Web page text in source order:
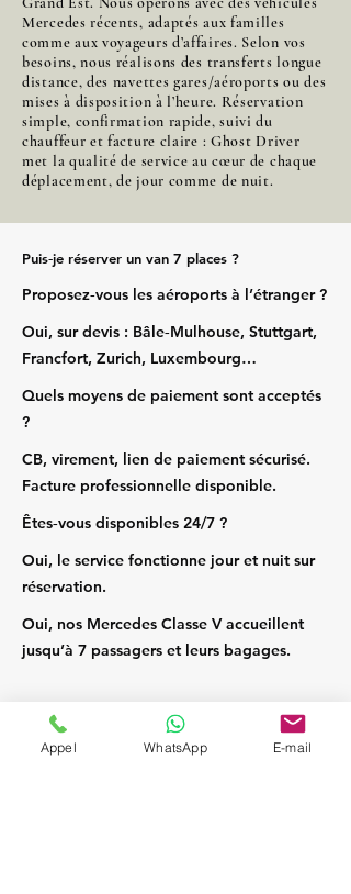
Mercedes récents, adaptés aux familles
comme aux voyageurs d’affaires. Selon vos
besoins, nous réalisons des transferts longue
distance, des navettes gares/aéroports ou des
mises à disposition à l’heure. Réservation
simple, confirmation rapide, suivi du
chauffeur et facture claire : Ghost Driver
met la qualité de service au cœur de chaque
déplacement, de jour comme de nuit.
Puis‑je réserver un van 7 places ?
Proposez‑vous les aéroports à l’étranger ?
Oui, sur devis : Bâle‑Mulhouse, Stuttgart,
Francfort, Zurich, Luxembourg…
Quels moyens de paiement sont acceptés
?
CB, virement, lien de paiement sécurisé.
Facture professionnelle disponible.
Êtes‑vous disponibles 24/7 ?
Oui, le service fonctionne jour et nuit sur
réservation.
Oui, nos Mercedes Classe V accueillent
jusqu’à 7 passagers et leurs bagages.
Appel WhatsApp E-mail